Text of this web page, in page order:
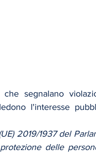
segnalano
l'interesse
2019/1937 del
delle